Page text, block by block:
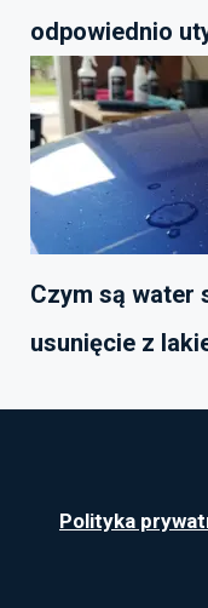
odpowiednio
Czym są water
usunięcie z
Polityka